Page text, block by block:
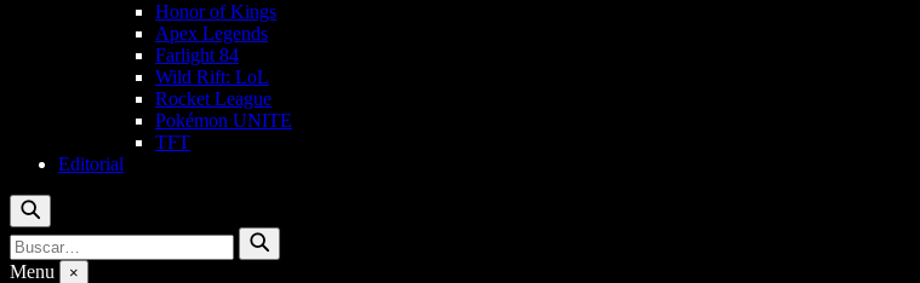
Honor of Kings
Apex Legends
Farlight 84
Wild Rift: LoL
Rocket League
Pokémon UNITE
TFT
Editorial
Buscar
Buscar
por:
Buscar
Menu ×